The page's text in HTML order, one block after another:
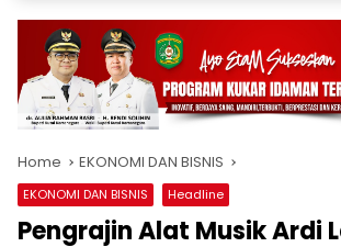
Home EKONOMI DAN BISNIS
EKONOMI DAN BISNIS Headline
Pengrajin Alat Musik Ardi